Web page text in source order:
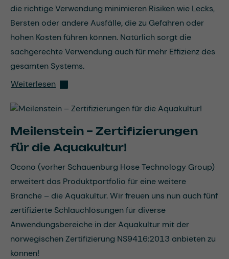
die richtige Verwendung minimieren Risiken wie Lecks,
Bersten oder andere Ausfälle, die zu Gefahren oder
hohen Kosten führen können. Natürlich sorgt die
sachgerechte Verwendung auch für mehr Effizienz des
gesamten Systems.
Weiterlesen
Meilenstein – Zertifizierungen
für die Aquakultur!
Ocono (vorher Schauenburg Hose Technology Group)
erweitert das Produktportfolio für eine weitere
Branche – die Aquakultur. Wir freuen uns nun auch fünf
zertifizierte Schlauchlösungen für diverse
Anwendungsbereiche in der Aquakultur mit der
norwegischen Zertifizierung NS9416:2013 anbieten zu
können!